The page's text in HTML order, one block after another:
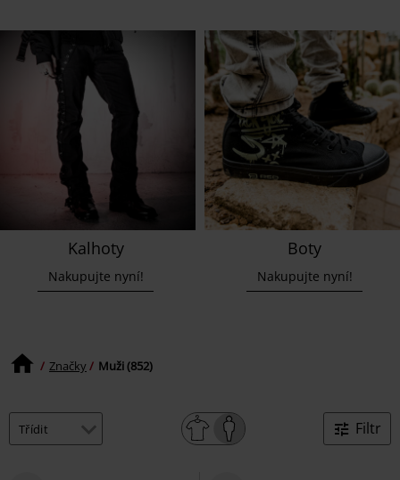
Kalhoty
Nakupujte nyní!
Boty
Nakupujte nyní!
Značky Muži (852)
Filtr